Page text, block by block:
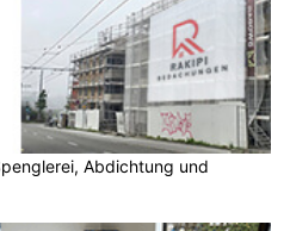
Abdichtung und